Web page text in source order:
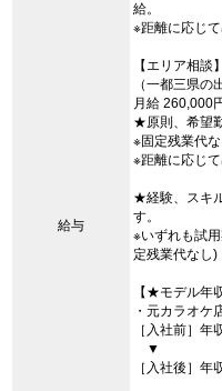
給与
給。
※距離に応じ
【エリア相談】
（一都三県の
月給 260,000
★原則、希望
※固定残業代な
※距離に応じ
★経験、スキ
す。
※いずれも試
定残業代なし)
【★モデル年
・元カラオケ
［入社前］年
▼
［入社後］年